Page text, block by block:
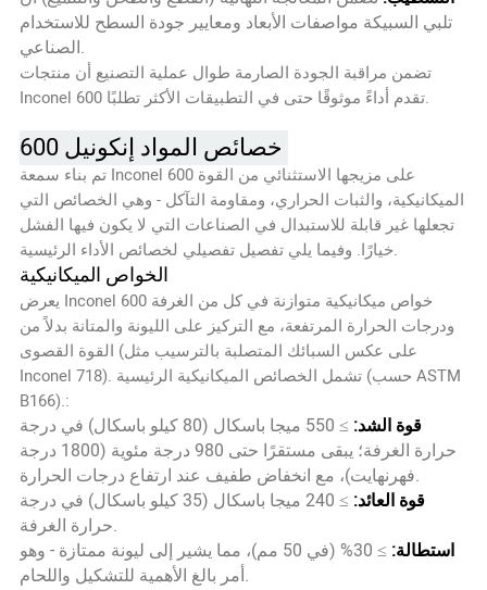
تلبي السبيكة مواصفات الأبعاد ومعايير جودة السطح للاستخدام
الصناعي.
تضمن مراقبة الجودة الصارمة طوال عملية التصنيع أن منتجات
Inconel 600 تقدم أداءً موثوقًا حتى في التطبيقات الأكثر تطلبًا.
تم بناء سمعة Inconel 600 على مزيجها الاستثنائي من القوة
الميكانيكية، والثبات الحراري، ومقاومة التآكل - وهي الخصائص التي
تجعلها غير قابلة للاستبدال في الصناعات التي لا يكون فيها الفشل
خيارًا. وفيما يلي تفصيل تفصيلي لخصائص الأداء الرئيسية.
الخواص الميكانيكية
يعرض Inconel 600 خواص ميكانيكية متوازنة في كل من الغرفة
ودرجات الحرارة المرتفعة، مع التركيز على الليونة والمتانة بدلاً من
القوة القصوى (على عكس السبائك المتصلبة بالترسيب مثل
Inconel 718). تشمل الخصائص الميكانيكية الرئيسية (حسب ASTM
B166).:
قوة الشد:
≥ 550 ميجا باسكال (80 كيلو باسكال) في درجة
حرارة الغرفة؛ يبقى مستقرًا حتى 980 درجة مئوية (1800 درجة
فهرنهايت)، مع انخفاض طفيف عند ارتفاع درجات الحرارة.
قوة العائد:
≥ 240 ميجا باسكال (35 كيلو باسكال) في درجة
حرارة الغرفة.
استطالة:
≥ 30% (في 50 مم)، مما يشير إلى ليونة ممتازة - وهو
أمر بالغ الأهمية للتشكيل واللحام.